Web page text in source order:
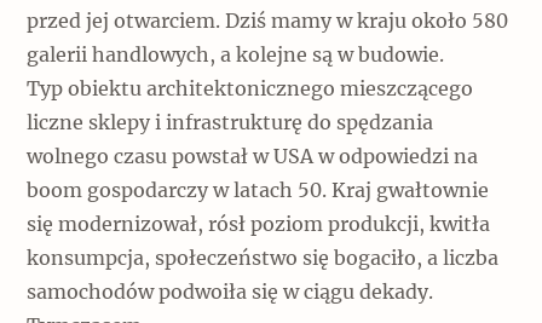
przed jej otwarciem. Dziś mamy w kraju około 580
galerii handlowych, a kolejne są w budowie.
Typ obiektu architektonicznego mieszczącego
liczne sklepy i infrastrukturę do spędzania
wolnego czasu powstał w USA w odpowiedzi na
boom gospodarczy w latach 50. Kraj gwałtownie
się modernizował, rósł poziom produkcji, kwitła
konsumpcja, społeczeństwo się bogaciło, a liczba
samochodów podwoiła się w ciągu dekady.